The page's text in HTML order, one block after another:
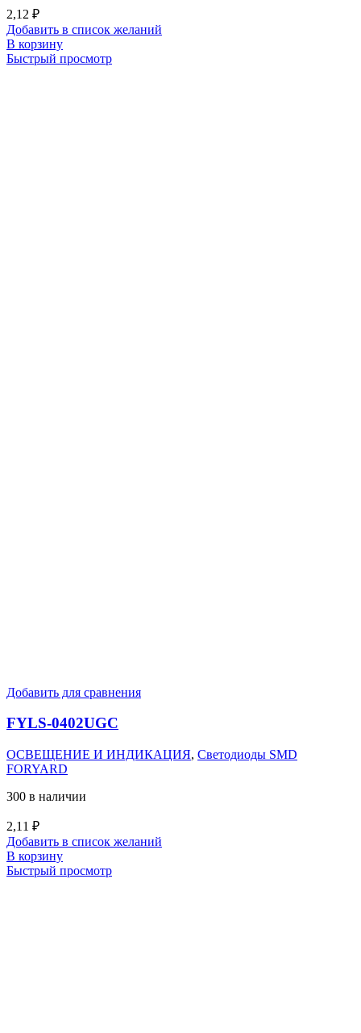
2,12 ₽
Добавить в список желаний
В корзину
Быстрый просмотр
Добавить для сравнения
FYLS-0402UGC
ОСВЕЩЕНИЕ И ИНДИКАЦИЯ, Светодиоды SMD
FORYARD
300 в наличии
2,11 ₽
Добавить в список желаний
В корзину
Быстрый просмотр